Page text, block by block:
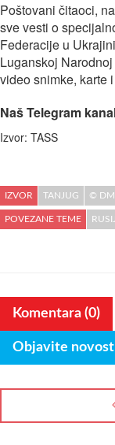
Poštovani čitaoci,
sve vesti o
Federacije u
Luganskoj
video snimke, karte
Naš Telegram
Izvor: TASS
IZVOR TANJUG ©
POVEZANE TEME
Komentara (0)
Objavite novost